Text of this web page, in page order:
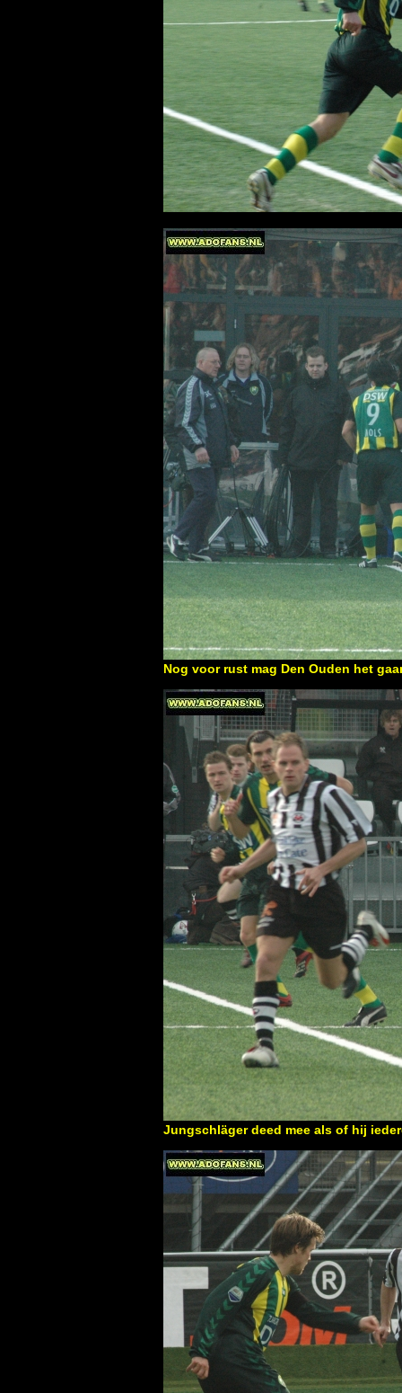
Nog voor rust mag Den Ouden het
Jungschläger deed mee als of hij